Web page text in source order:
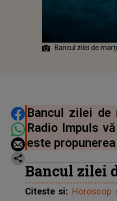
Bancul zilei de
DISTRIBUIE
Bancul zilei
Radio Impuls
este
Bancul zilei
Citeste si: Horoscop